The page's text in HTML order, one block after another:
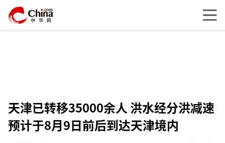
天津已转移35000余人 洪水经分洪减速
预计于8月9日前后到达天津境内